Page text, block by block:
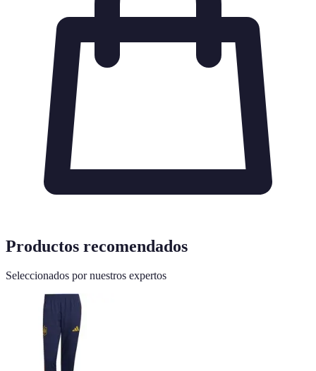
Productos recomendados
Seleccionados por nuestros expertos